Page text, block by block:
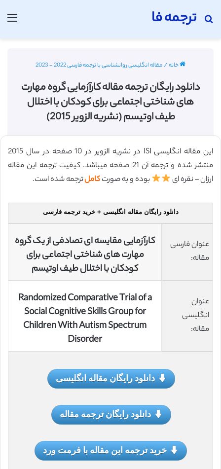
ترجمه فا
جستجو برای
خانه/مقاله انگلیسی روانشناسی با ترجمه فارسی 2022 - 2023
دانلود رایگان ترجمه مقاله کارآزمایی گروه مهارت
های شناختی اجتماعی برای کودکان با اختلال
طیف اوتیسم (نشریه الزویر 2015)
این مقاله انگلیسی ISI در نشریه الزویر در 10 صفحه در سال 2015
منتشر شده و ترجمه آن 21 صفحه میباشد. کیفیت ترجمه این مقاله
ارزان – نقره ای
بوده و به صورتکاملترجمه شده است.
دانلود رایگان مقاله انگلیسی + خرید ترجمه فارسی
عنوان فارسی
مقاله:
کارآزمایی مقایسه ای تصادفی از یک گروه
مهارت های شناختی اجتماعی برای
کودکان با اختلال طیف اوتیسم
عنوان
انگلیسی
مقاله:
Randomized Comparative Trial of a
Social Cognitive Skills Group for
Children With Autism Spectrum
Disorder
دانلود رایگان مقاله انگلیسی
دانلود رایگان ترجمه مقاله
خرید ترجمه این مقاله با فرمت ورد